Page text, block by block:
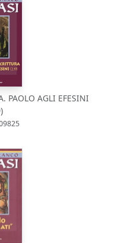
PAOLO AGLI EFESINI